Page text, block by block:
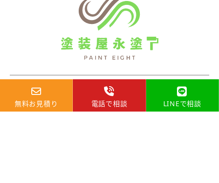
無料お見積り 電話で相談 LINEで相談
0144-82-7094
受付時間 9：00～19：00（日曜除く）